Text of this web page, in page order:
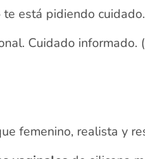
está pidiendo cuidado.
Cuidado
femenino, realista y